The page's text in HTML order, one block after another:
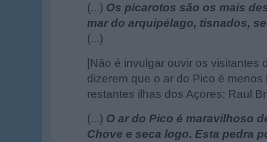
(...) Os picarotos são os mais
mar do arquipélago, tisnados,
(...)
[Não é invulgar ouvir os visitantes
dizerem que o ar do Pico é
restantes ilhas dos Açores; Raul
(...) O ar do Pico é maravilhoso
Chove e seca logo. Esta pedra